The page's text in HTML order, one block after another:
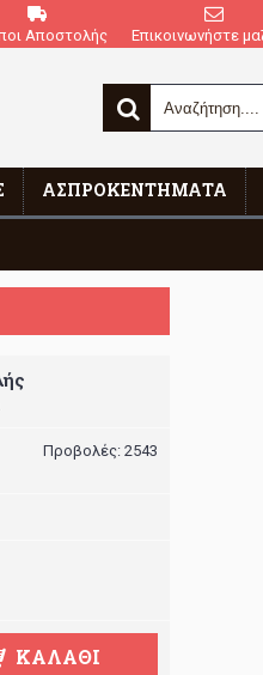
Αποστολής Επικοινωνήστε
ΑΣΠΡΟΚΕΝΤΉΜΑΤΑ
Προβολές: 2543
ΚΑΛΆΘΙ